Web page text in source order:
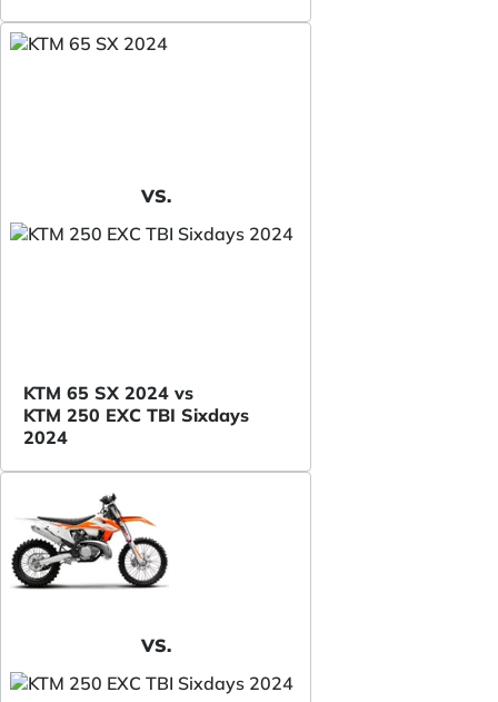
VS.
KTM 65 SX 2024 vs
KTM 250 EXC TBI Sixdays
2024
VS.